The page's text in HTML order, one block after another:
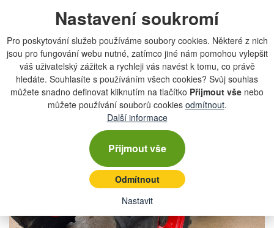
Nastavení soukromí
Pro poskytování služeb používáme soubory cookies. Některé z nich
jsou pro fungování webu nutné, zatímco jiné nám pomohou vylepšit
váš uživatelský zážitek a rychleji vás navést k tomu, co právě
hledáte. Souhlasíte s používáním všech cookies? Svůj souhlas
můžete snadno definovat kliknutím na tlačítko Přijmout vše nebo
můžete používání souborů cookies odmítnout.
Další informace
Přijmout vše
Odmítnout
Nastavit